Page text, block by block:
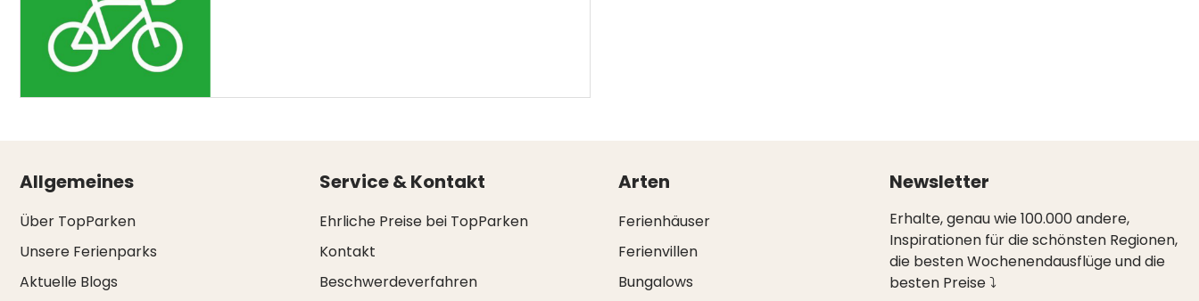
Allgemeines
Über TopParken
Unsere Ferienparks
Aktuelle Blogs
Service & Kontakt
Ehrliche Preise bei TopParken
Kontakt
Beschwerdeverfahren
Arten
Ferienhäuser
Ferienvillen
Bungalows
Newsletter
Erhalte, genau wie 100.000 andere,
Inspirationen für die schönsten Regionen,
die besten Wochenendausflüge und die
besten Preise ⤵